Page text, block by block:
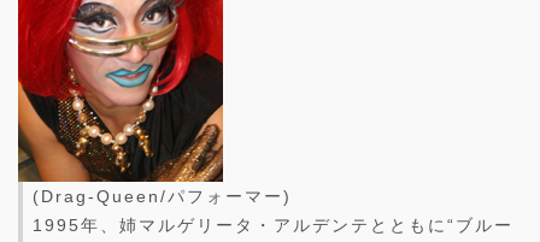
(Drag-Queen/パフォーマー)
1995年、姉マルゲリータ・アルデンテとともに“ブルー